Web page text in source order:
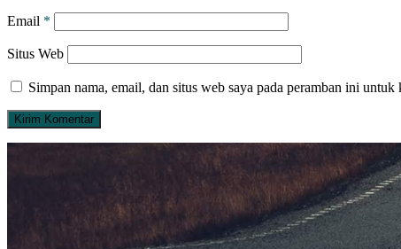
Email *
Situs Web
Simpan nama, email, dan situs web saya pada peramban ini